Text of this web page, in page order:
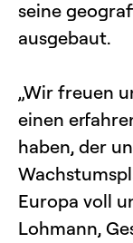
seine
ausgebaut.
„Wir freuen
einen
haben, der
Europa voll
Lohmann,